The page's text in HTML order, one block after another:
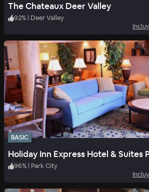
The Chateaux Deer Valley
92% Deer Valley
BASIC
Holiday Inn Express Hotel & Suites
96% | Park City